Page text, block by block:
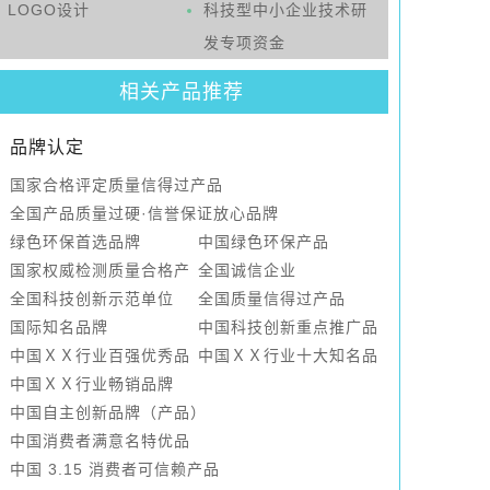
科技型中小企业技术研
发专项资金
LOGO设计
相关产品推荐
品牌认定
国家合格评定质量信得过产品
全国产品质量过硬·信誉保证放心品牌
绿色环保首选品牌
中国绿色环保产品
国家权威检测质量合格产
品
全国诚信企业
全国科技创新示范单位
全国质量信得过产品
国际知名品牌
中国科技创新重点推广品
牌
中国ＸＸ行业百强优秀品
牌
中国ＸＸ行业十大知名品
中国ＸＸ行业畅销品牌
中国自主创新品牌（产品）
中国消费者满意名特优品
牌
中国 3.15 消费者可信赖产品